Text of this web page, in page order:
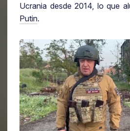
Ucrania desde 2014, lo que
Putin.